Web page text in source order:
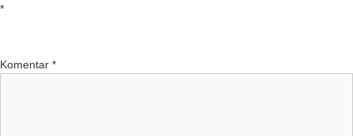
*
Komentar *